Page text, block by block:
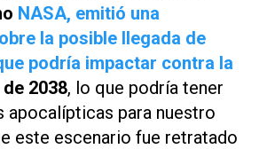
NASA, emitió una
la posible llegada de
podría impactar contra la
2038, lo que podría tener
apocalípticas para nuestro
este escenario fue retratado